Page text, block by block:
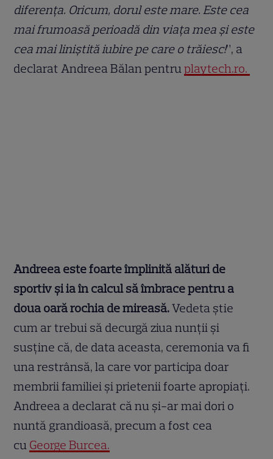
diferența. Oricum, dorul este mare. Este cea
mai frumoasă perioadă din viața mea și este
cea mai liniștită iubire pe care o trăiesc!”, a
declarat Andreea Bălan pentruplaytech.ro.
Andreea este foarte împlinită alături de
sportiv și ia în calcul să îmbrace pentru a
doua oară rochia de mireasă.Vedeta știe
cum ar trebui să decurgă ziua nunții și
susține că, de data aceasta, ceremonia va fi
una restrânsă, la care vor participa doar
membrii familiei și prietenii foarte apropiați.
Andreea a declarat că nu și-ar mai dori o
nuntă grandioasă, precum a fost cea
cu George Burcea.